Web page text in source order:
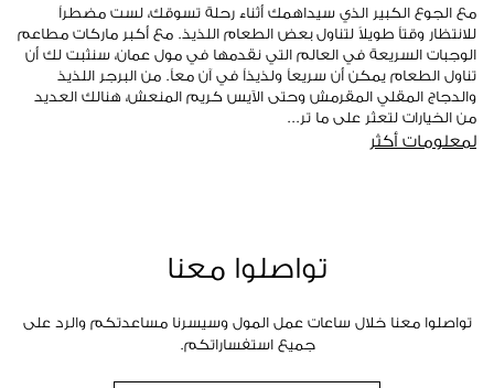
مع الجوع الكبير الذي سيداهمك أثناء رحلة تسوقك، لست مضطراً
للانتظار وقتاً طويلاً لتناول بعض الطعام اللذيذ. مع أكبر ماركات مطاعم
الوجبات السريعة في العالم التي نقدمها في مول عمان، سنثبت لك أن
تناول الطعام يمكن أن سريعاً ولذيذاً في آن معاً. من البرجر اللذيذ
والدجاج المقلي المقرمش وحتى الآيس كريم المنعش، هنالك العديد
من الخيارات لتعثر على ما تر...
لمعلومات أكثر
تواصلوا معنا
تواصلوا معنا خلال ساعات عمل المول وسيسرنا مساعدتكم والرد على
جميع استفساراتكم.